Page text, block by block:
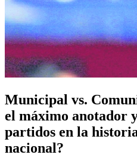
Municipal vs.
el máximo anotador
partidos en la
nacional?